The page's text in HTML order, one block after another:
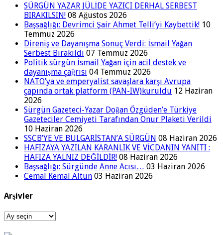
SÜRGÜN YAZAR JÜLİDE YAZICI DERHAL SERBEST
BIRAKILSIN! 08 Ağustos 2026
Başsağlığı: Devrimci Şair Ahmet Telli’yi Kaybettik! 10
Temmuz 2026
Direniş ve Dayanışma Sonuç Verdi: İsmail Yağan
Serbest Bırakıldı 07 Temmuz 2026
Politik sürgün İsmail Yağan için acil destek ve
dayanışma çağrısı 04 Temmuz 2026
NATO’ya ve emperyalist savaşlara karşı Avrupa
çapında ortak platform (PAN-IW)kuruldu 12 Haziran
2026
Sürgün Gazeteci-Yazar Doğan Özgüden’e Türkiye
Gazeteciler Cemiyeti Tarafından Onur Plaketi Verildi
10 Haziran 2026
SSCB’YE VE BULGARİSTAN’A SÜRGÜN 08 Haziran 2026
HAFIZAYA YAZILAN KARANLIK VE VİCDANIN YANITI :
HAFIZA YALNIZ DEĞİLDİR! 08 Haziran 2026
Başsağlığı: Sürgünde Anne Acısı… 03 Haziran 2026
Cemal Kemal Altun 03 Haziran 2026
Arşivler
Arşivler